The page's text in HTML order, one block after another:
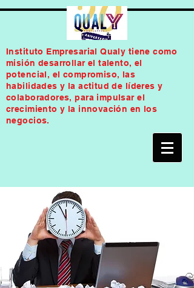
Instituto Empresarial Qualy tiene como
misión desarrollar el talento, el
potencial, el compromiso, las
habilidades y la actitud de líderes y
colaboradores, para impulsar el
crecimiento y la innovación en los
negocios.